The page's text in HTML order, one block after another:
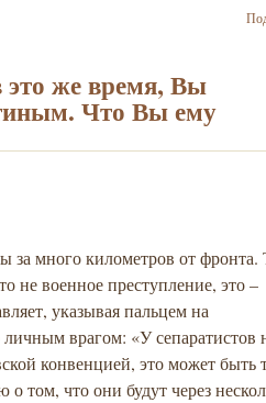
же время, Вы
Что Вы ему
за много километров от фронта.
не военное преступление, это –
указывая пальцем на
врагом: «У сепаратистов
конвенцией, это может быть
том, что они будут через